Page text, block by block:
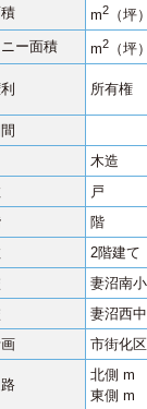
m2
（坪
ー面積
m2 （坪
所有権
木造
戸
階
2階建て
妻沼南
妻沼西
市街化
北側 m
東側 m